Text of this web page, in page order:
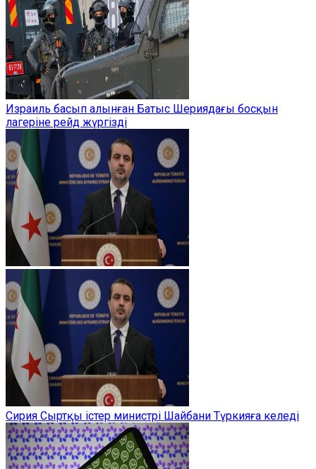
Израиль басып алынған Батыс Шериядағы босқын
лагеріне рейд жүргізді
Сирия Сыртқы істер министрі Шайбани Түркияға келеді